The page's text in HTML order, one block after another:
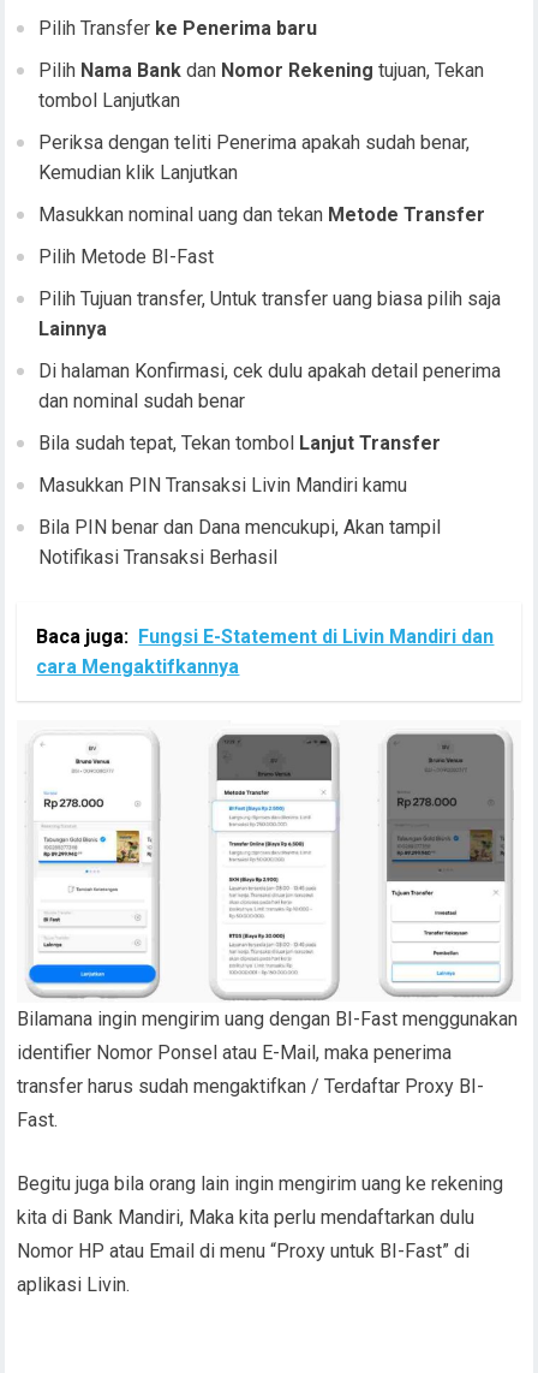
Pilih Transfer ke Penerima baru
Pilih Nama Bank dan Nomor Rekening tujuan, Tekan
tombol Lanjutkan
Periksa dengan teliti Penerima apakah sudah benar,
Kemudian klik Lanjutkan
Masukkan nominal uang dan tekan Metode Transfer
Pilih Metode BI-Fast
Pilih Tujuan transfer, Untuk transfer uang biasa pilih saja
Lainnya
Di halaman Konfirmasi, cek dulu apakah detail penerima
dan nominal sudah benar
Bila sudah tepat, Tekan tombol Lanjut Transfer
Masukkan PIN Transaksi Livin Mandiri kamu
Bila PIN benar dan Dana mencukupi, Akan tampil
Notifikasi Transaksi Berhasil
Baca juga: Fungsi E-Statement di Livin Mandiri dan
cara Mengaktifkannya
Bilamana ingin mengirim uang dengan BI-Fast menggunakan
identifier Nomor Ponsel atau E-Mail, maka penerima
transfer harus sudah mengaktifkan / Terdaftar Proxy BI-
Fast.
Begitu juga bila orang lain ingin mengirim uang ke rekening
kita di Bank Mandiri, Maka kita perlu mendaftarkan dulu
Nomor HP atau Email di menu “Proxy untuk BI-Fast” di
aplikasi Livin.